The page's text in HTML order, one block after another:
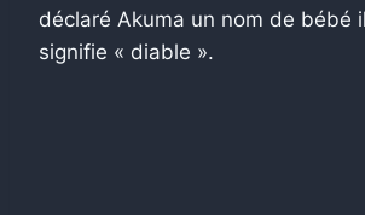
déclaré Akuma un nom de bébé
signifie « diable ».